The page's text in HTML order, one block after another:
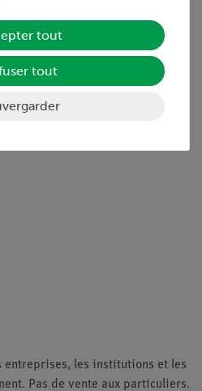
entreprises, les institutions et les
Pas de vente aux particuliers.
tout
tout